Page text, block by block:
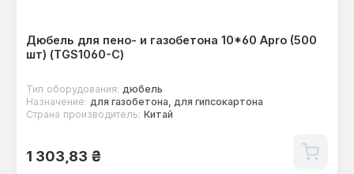
Дюбель для пено- и газобетона 10*60 Apro (500
шт) (TGS1060-C)
Тип оборудования: дюбель
Назначение: для газобетона, для гипсокартона
Страна производитель: Китай
Обычная цена:
1 303,83 ₴